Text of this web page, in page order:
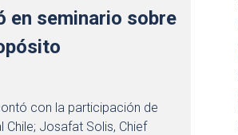
en seminario sobre
con la participación de
Josafat Solis, Chief